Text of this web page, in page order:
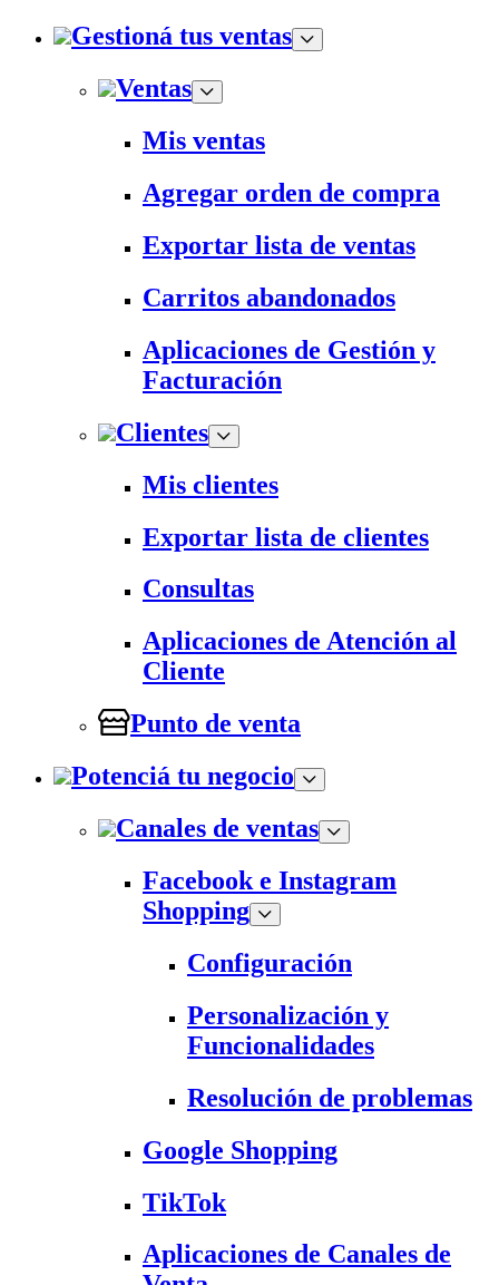
Gestioná tus ventas
Ventas
Mis ventas
Agregar orden de compra
Exportar lista de ventas
Carritos abandonados
Aplicaciones de Gestión y
Facturación
Clientes
Mis clientes
Exportar lista de clientes
Consultas
Aplicaciones de Atención al
Cliente
Punto de venta
Potenciá tu negocio
Canales de ventas
Facebook e Instagram
Shopping
Configuración
Personalización y
Funcionalidades
Resolución de problemas
Google Shopping
TikTok
Aplicaciones de Canales de